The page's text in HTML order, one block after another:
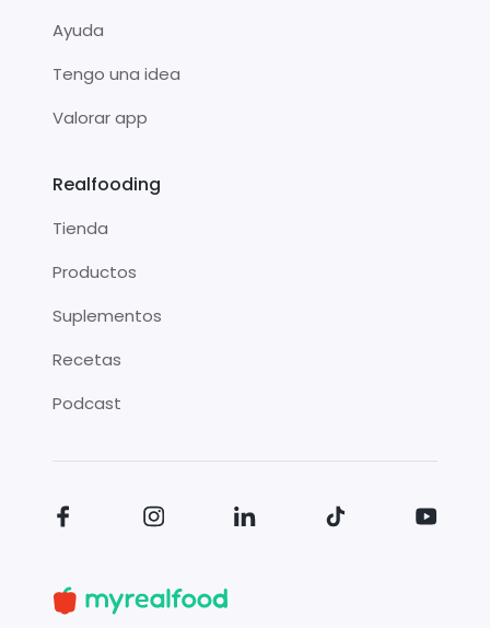
Ayuda
Tengo una idea
Valorar app
Realfooding
Tienda
Productos
Suplementos
Recetas
Podcast